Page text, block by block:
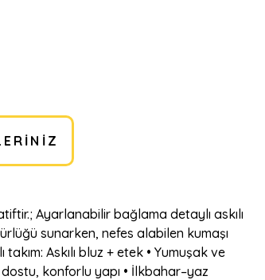
Ayarlanabilir bağlama detaylı askılı
sunarken, nefes alabilen kumaşı
Askılı bluz + etek • Yumuşak ve
konforlu yapı • İlkbahar–yaz